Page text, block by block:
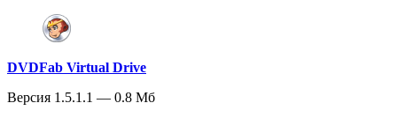
DVDFab Virtual Drive
Версия 1.5.1.1 — 0.8 Мб